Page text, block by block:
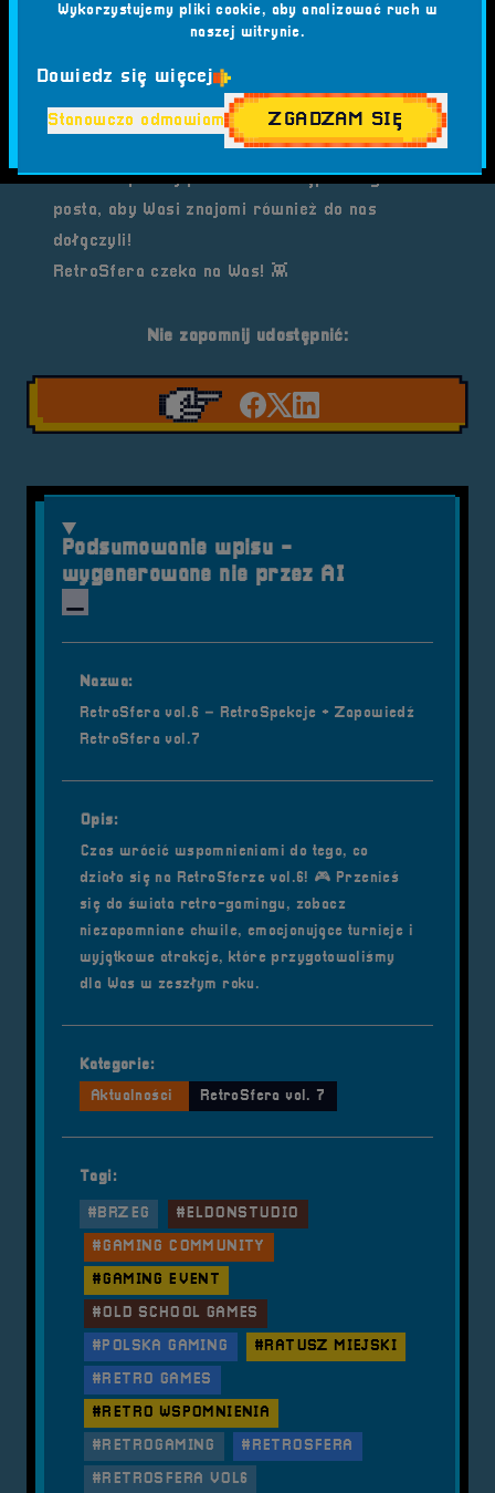
🔔 Nie zapomnij polubić i udostępnić tego
posta, aby Wasi znajomi również do nas
dołączyli!
RetroSfera czeka na Was! 👾
Nie zapomnij udostępnić:
Udostępnij na
Udostępnij na
Udostępnij na
Podsumowanie wpisu -
wygenerowane nie przez AI
Nazwa:
RetroSfera vol.6 – RetroSpekcje + Zapowiedź
RetroSfera vol.7
Opis:
Czas wrócić wspomnieniami do tego, co
działo się na RetroSferze vol.6! 🎮 Przenieś
się do świata retro-gamingu, zobacz
niezapomniane chwile, emocjonujące turnieje i
wyjątkowe atrakcje, które przygotowaliśmy
dla Was w zeszłym roku.
Kategorie:
Aktualności
RetroSfera vol. 7
Tagi:
#BRZEG
#ELDONSTUDIO
#GAMING COMMUNITY
#GAMING EVENT
#OLD SCHOOL GAMES
#POLSKA GAMING
#RATUSZ MIEJSKI
#RETRO GAMES
#RETRO WSPOMNIENIA
#RETROGAMING
#RETROSFERA
#RETROSFERA VOL6
Wykorzystujemy pliki cookie, aby analizować ruch w
naszej witrynie.
Dowiedz się więcej
Stanowczo odmawiam ZGADZAM SIĘ